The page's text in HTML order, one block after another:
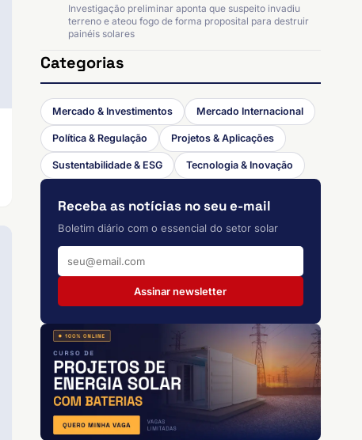
Investigação preliminar aponta que suspeito invadiu
terreno e ateou fogo de forma proposital para destruir
painéis solares
Categorias
Mercado & Investimentos Mercado Internacional
Política & Regulação Projetos & Aplicações
Sustentabilidade & ESG Tecnologia & Inovação
Receba as notícias no seu e-mail
Boletim diário com o essencial do setor solar
Assinar newsletter